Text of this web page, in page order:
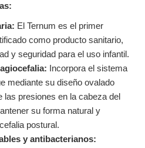
El Ternum es el primer
como producto sanitario,
y seguridad para el uso infantil.
Incorpora el sistema
mediante su diseño ovalado
las presiones en la cabeza del
su forma natural y
postural.
y antibacterianos: